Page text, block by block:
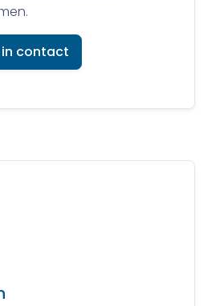
contact